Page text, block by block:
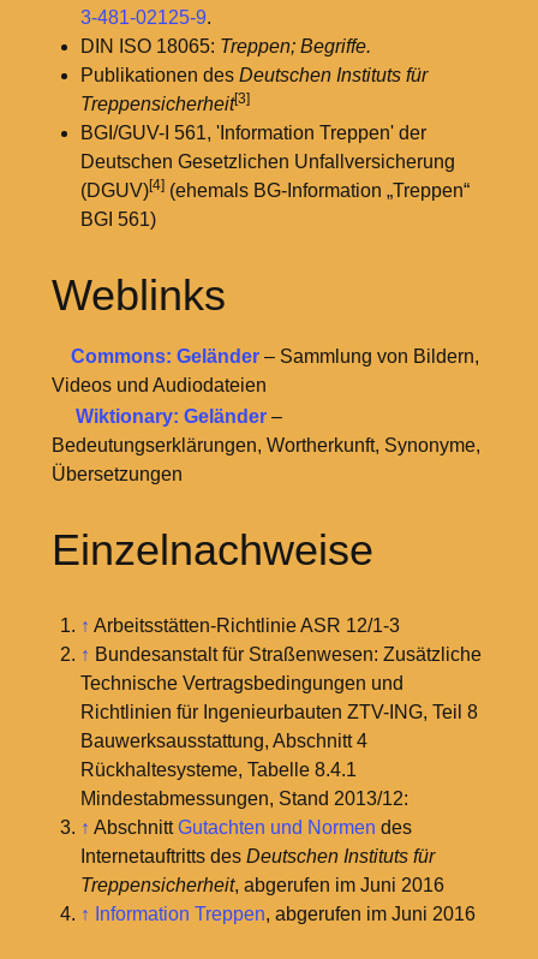
3-481-02125-9.
DIN ISO 18065: Treppen; Begriffe.
Publikationen des Deutschen Instituts für
Treppensicherheit[3]
BGI/GUV-I 561, 'Information Treppen' der
Deutschen Gesetzlichen Unfallversicherung
(DGUV)[4](ehemals BG-Information „Treppen“
BGI 561)
Weblinks
Commons: Geländer– Sammlung von Bildern,
Videos und Audiodateien
Wiktionary: Geländer–
Bedeutungserklärungen, Wortherkunft, Synonyme,
Übersetzungen
Einzelnachweise
↑ Arbeitsstätten-Richtlinie ASR 12/1-3
↑ Bundesanstalt für Straßenwesen: Zusätzliche
Technische Vertragsbedingungen und
Richtlinien für Ingenieurbauten ZTV-ING, Teil 8
Bauwerksausstattung, Abschnitt 4
Rückhaltesysteme, Tabelle 8.4.1
Mindestabmessungen, Stand 2013/12:
↑ AbschnittGutachten und Normen des
Internetauftritts des Deutschen Instituts für
Treppensicherheit, abgerufen im Juni 2016
↑
Information Treppen, abgerufen im Juni 2016